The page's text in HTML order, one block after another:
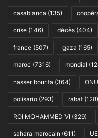
casablanca (135)
crise (146) décès (404)
france (507) gaza (165)
maroc (7316) mondial
nasser bourita (364) ONU
polisario (293) rabat (128)
ROI MOHAMMED VI (329)
sahara marocain (611) UE